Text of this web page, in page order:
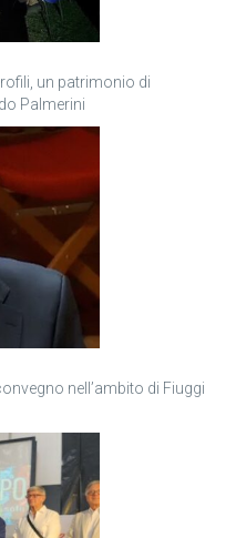
un patrimonio di
Palmerini
nell’ambito di Fiuggi